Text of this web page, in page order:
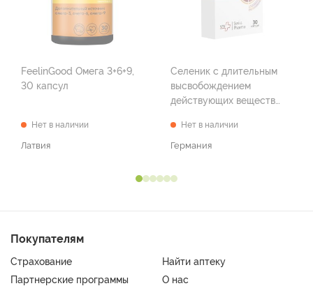
FeelinGood Омега 3+6+9,
30 капсул
Нет в наличии
Латвия
Селеник с длительным
высвобождением
действующих веществ
Нет в наличии
Германия
Покупателям
Страхование
Найти аптеку
Партнерские программы
О нас